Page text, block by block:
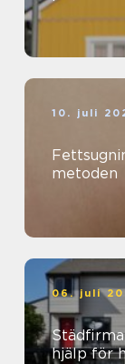
10. juli
metoden
06. juli
Städfirma
hjälp för